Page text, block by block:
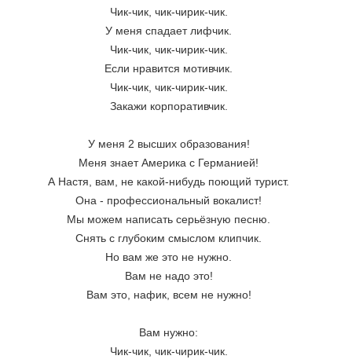
Чик-чик, чик-чирик-чик.
У меня спадает лифчик.
Чик-чик, чик-чирик-чик.
Если нравится мотивчик.
Чик-чик, чик-чирик-чик.
Закажи корпоративчик.
У меня 2 высших образования!
Меня знает Америка с Германией!
А Настя, вам, не какой-нибудь поющий турист.
Она - профессиональный вокалист!
Мы можем написать серьёзную песню.
Снять с глубоким смыслом клипчик.
Но вам же это не нужно.
Вам не надо это!
Вам это, нафик, всем не нужно!
Вам нужно:
Чик-чик, чик-чирик-чик.